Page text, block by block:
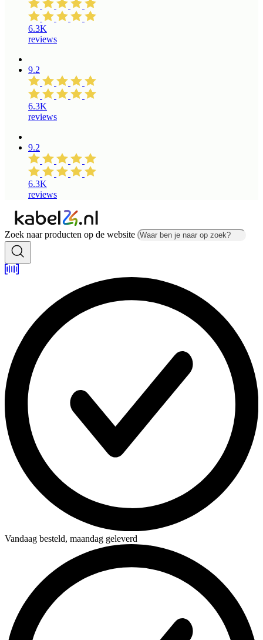
6.3K
reviews
9.2
6.3K
reviews
9.2
6.3K
reviews
Zoek naar producten op de website
Vandaag besteld, maandag geleverd